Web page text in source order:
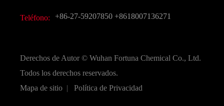
Teléfono: +86-27-59207850 +8618007136271
Derechos de Autor © Wuhan Fortuna Chemical Co., Ltd.
Todos los derechos reservados.
Mapa de sitio | Política de Privacidad